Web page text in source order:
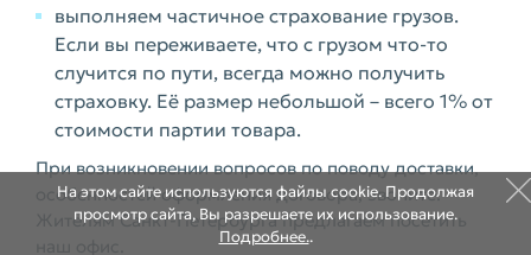
выполняем частичное страхование грузов.
Если вы переживаете, что с грузом что-то
случится по пути, всегда можно получить
страховку. Её размер небольшой – всего 1% от
стоимости партии товара.
При возникновении вопросов по поводу доставки,
особенностей оформления договора, звоните.
Жителям Санкт-Петербурга предлагаем посетить
На этом сайте используются файлы cookie. Продолжая
просмотр сайта, Вы разрешаете их использование.
Подробнее..